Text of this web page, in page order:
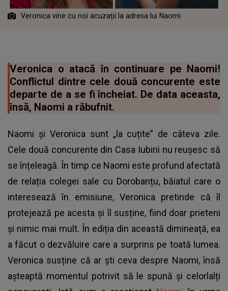
Veronica vine cu noi acuzații la adresa lui Naomi
Veronica o atacă în continuare pe Naomi!
Conflictul dintre cele două concurente este
departe de a se fi încheiat. De data aceasta,
însă, Naomi a răbufnit.
Naomi și Veronica sunt „la cuțite” de câteva zile.
Cele două concurente din Casa Iubirii nu reușesc să
se înțeleagă. În timp ce Naomi este profund afectată
de relația colegei sale cu Dorobanțu, băiatul care o
interesează în emisiune, Veronica pretinde că îl
protejează pe acesta și îl susține, fiind doar prieteni
și nimic mai mult. În ediția din această dimineață, ea
a făcut o dezvăluire care a surprins pe toată lumea.
Veronica susține că ar ști ceva despre Naomi, însă
așteaptă momentul potrivit să le spună și celorlalți